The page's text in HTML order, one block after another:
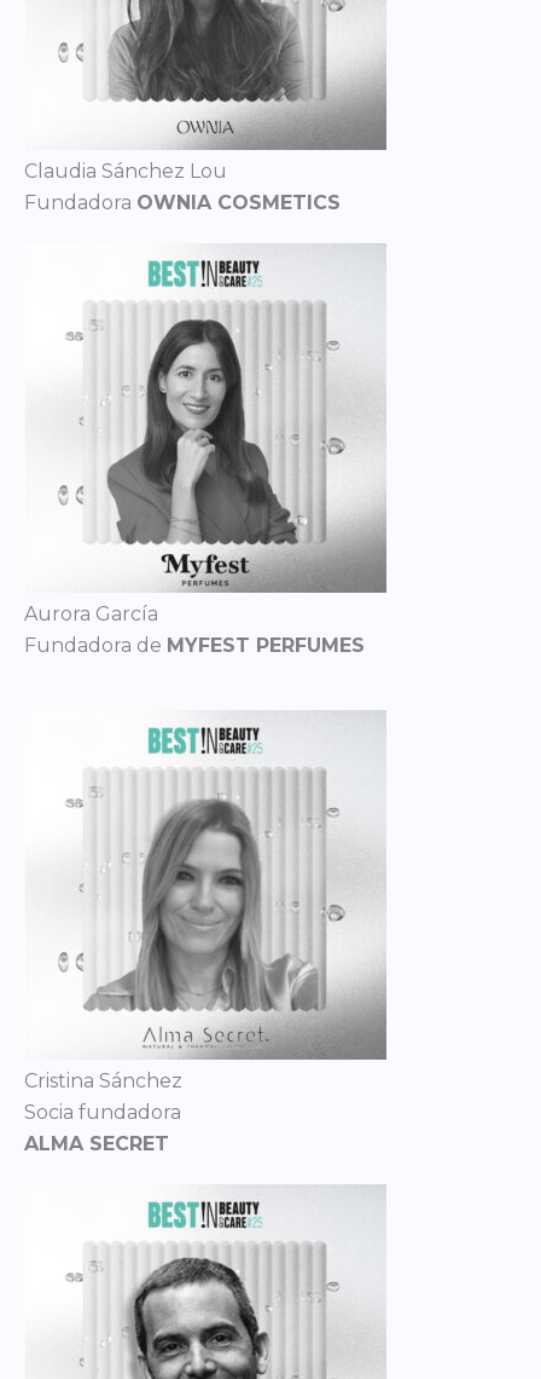
Claudia Sánchez Lou
Fundadora OWNIA COSMETICS
Aurora García
Fundadora de MYFEST PERFUMES
Cristina Sánchez
Socia fundadora
ALMA SECRET